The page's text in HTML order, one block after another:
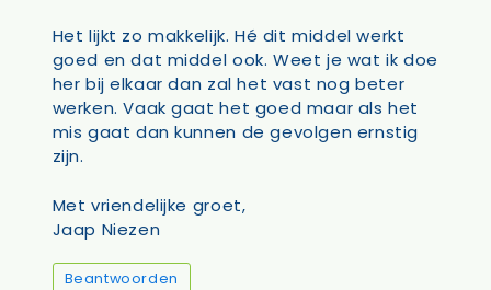
Het lijkt zo makkelijk. Hé dit middel werkt
goed en dat middel ook. Weet je wat ik doe
her bij elkaar dan zal het vast nog beter
werken. Vaak gaat het goed maar als het
mis gaat dan kunnen de gevolgen ernstig
zijn.
Met vriendelijke groet,
Jaap Niezen
Beantwoorden